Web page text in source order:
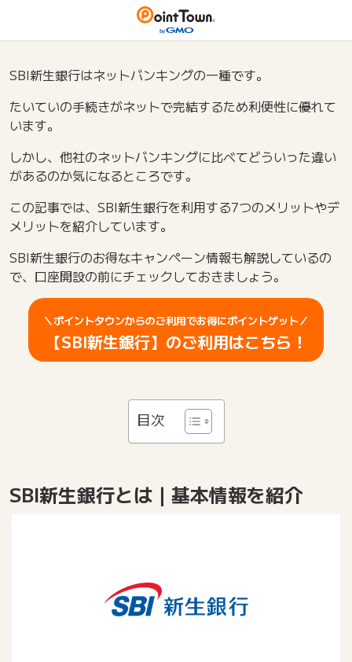
SBI新生銀行はネットバンキングの一種です。
たいていの手続きがネットで完結するため利便性に優れて
います。
しかし、他社のネットバンキングに比べてどういった違い
があるのか気になるところです。
この記事では、SBI新生銀行を利用する7つのメリットやデ
メリットを紹介しています。
SBI新生銀行のお得なキャンペーン情報も解説しているの
で、口座開設の前にチェックしておきましょう。
＼ポイントタウンからのご利用でお得にポイントゲット／
【SBI新生銀行】のご利用はこちら！
目次
SBI新生銀行とは｜基本情報を紹介